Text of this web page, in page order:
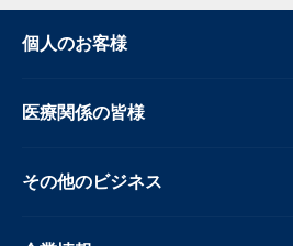
個人のお客様
医療関係の皆様
その他のビジネス